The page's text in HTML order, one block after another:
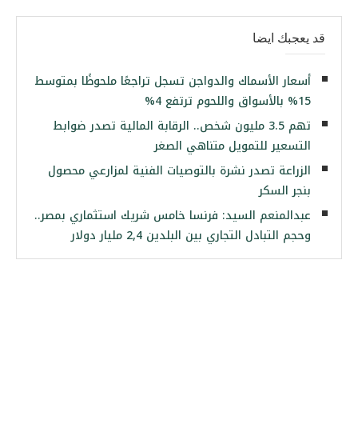
قد يعجبك ايضا
أسعار الأسماك والدواجن تسجل تراجعًا ملحوظًا بمتوسط
15% بالأسواق واللحوم ترتفع 4%
تهم 3.5 مليون شخص.. الرقابة المالية تصدر ضوابط
التسعير للتمويل متناهي الصغر
الزراعة تصدر نشرة بالتوصيات الفنية لمزارعي محصول
بنجر السكر
عبدالمنعم السيد: فرنسا خامس شريك استثماري بمصر..
وحجم التبادل التجاري بين البلدين 2,4 مليار دولار